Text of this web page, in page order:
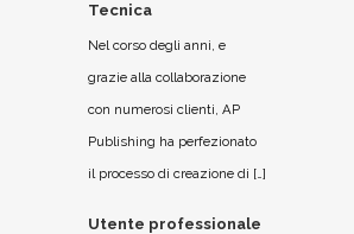
Tecnica
Nel corso degli anni, e
grazie alla collaborazione
con numerosi clienti, AP
Publishing ha perfezionato
il processo di creazione di […]
Utente professionale